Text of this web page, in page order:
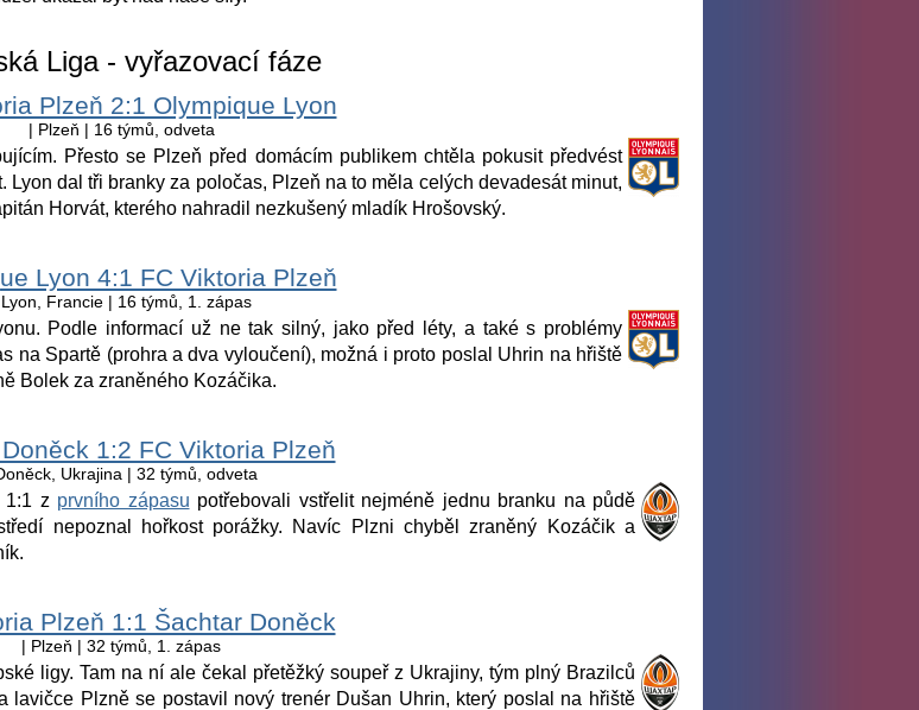
Liga - vyřazovací fáze
Plzeň 2:1 Olympique Lyon
| Plzeň | 16 týmů, odveta
Přesto se Plzeň před domácím publikem chtěla pokusit předvést
dal tři branky za poločas, Plzeň na to měla celých devadesát minut,
Horvát, kterého nahradil nezkušený mladík Hrošovský.
Lyon 4:1 FC Viktoria Plzeň
Francie | 16 týmů, 1. zápas
Podle informací už ne tak silný, jako před léty, a také s problémy
na Spartě (prohra a dva vyloučení), možná i proto poslal Uhrin na hřiště
Bolek za zraněného Kozáčika.
1:2 FC Viktoria Plzeň
Ukrajina | 32 týmů, odveta
1:1 z prvního zápasu potřebovali vstřelit nejméně jednu branku na půdě
nepoznal hořkost porážky. Navíc Plzni chyběl zraněný Kozáčik a
Plzeň 1:1 Šachtar Doněck
| Plzeň | 32 týmů, 1. zápas
ligy. Tam na ní ale čekal přetěžký soupeř z Ukrajiny, tým plný Brazilců
lavičce Plzně se postavil nový trenér Dušan Uhrin, který poslal na hřiště